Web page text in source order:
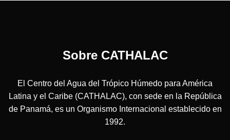
Sobre CATHALAC
El Centro del Agua del Trópico Húmedo para América
Latina y el Caribe (CATHALAC), con sede en la República
de Panamá, es un Organismo Internacional establecido en
1992.